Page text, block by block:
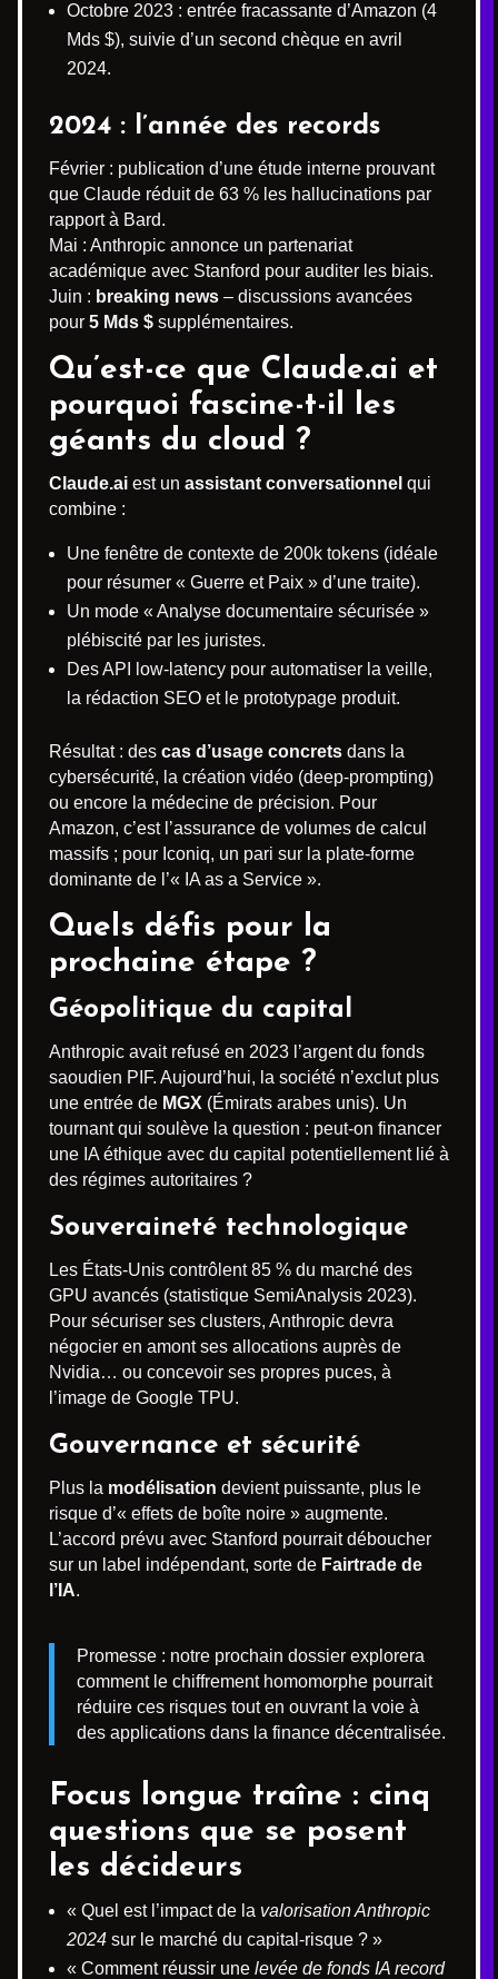
Octobre 2023 : entrée fracassante d’Amazon (4
Mds $), suivie d’un second chèque en avril
2024.
2024 : l’année des records
Février : publication d’une étude interne prouvant
que Claude réduit de 63 % les hallucinations par
rapport à Bard.
Mai : Anthropic annonce un partenariat
académique avec Stanford pour auditer les biais.
Juin : breaking news – discussions avancées
pour 5 Mds $ supplémentaires.
Qu’est-ce que Claude.ai et
pourquoi fascine-t-il les
géants du cloud ?
Claude.ai est un assistant conversationnel qui
combine :
Une fenêtre de contexte de 200k tokens (idéale
pour résumer « Guerre et Paix » d’une traite).
Un mode « Analyse documentaire sécurisée »
plébiscité par les juristes.
Des API low-latency pour automatiser la veille,
la rédaction SEO et le prototypage produit.
Résultat : des cas d’usage concrets dans la
cybersécurité, la création vidéo (deep-prompting)
ou encore la médecine de précision. Pour
Amazon, c’est l’assurance de volumes de calcul
massifs ; pour Iconiq, un pari sur la plate-forme
dominante de l’« IA as a Service ».
Quels défis pour la
prochaine étape ?
Géopolitique du capital
Anthropic avait refusé en 2023 l’argent du fonds
saoudien PIF. Aujourd’hui, la société n’exclut plus
une entrée de MGX (Émirats arabes unis). Un
tournant qui soulève la question : peut-on financer
une IA éthique avec du capital potentiellement lié à
des régimes autoritaires ?
Souveraineté technologique
Les États-Unis contrôlent 85 % du marché des
GPU avancés (statistique SemiAnalysis 2023).
Pour sécuriser ses clusters, Anthropic devra
négocier en amont ses allocations auprès de
Nvidia… ou concevoir ses propres puces, à
l’image de Google TPU.
Gouvernance et sécurité
Plus la modélisation devient puissante, plus le
risque d’« effets de boîte noire » augmente.
L’accord prévu avec Stanford pourrait déboucher
sur un label indépendant, sorte de Fairtrade de
l’IA.
Promesse : notre prochain dossier explorera
comment le chiffrement homomorphe pourrait
réduire ces risques tout en ouvrant la voie à
des applications dans la finance décentralisée.
Focus longue traîne : cinq
questions que se posent
les décideurs
« Quel est l’impact de la valorisation Anthropic
2024 sur le marché du capital-risque ? »
« Comment réussir une levée de fonds IA record